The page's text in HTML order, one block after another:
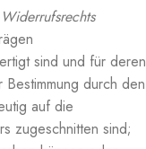
sind und für deren
durch den
auf die
zugeschnitten sind;